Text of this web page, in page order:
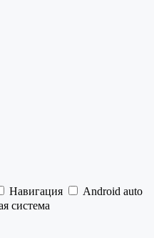
Навигация
Android auto
система